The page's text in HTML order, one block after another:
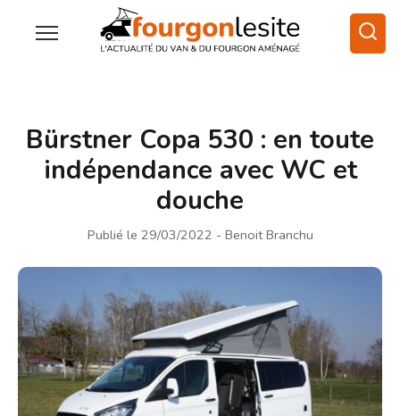
Bürstner Copa 530 : en toute
indépendance avec WC et
douche
Publié le 29/03/2022 - Benoit Branchu